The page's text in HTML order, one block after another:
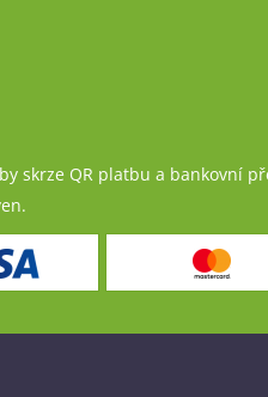
skrze QR platbu a bankovní